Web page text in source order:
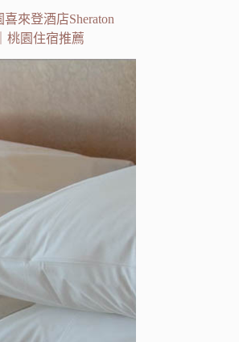
來登酒店Sheraton
桃園住宿推薦